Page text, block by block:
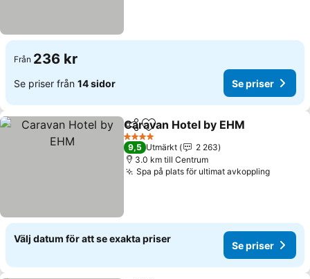
Från 236 kr
Se priser från 14 sidor Se priser
Dela Lägg till i Mina Favoriter
Caravan Hotel by EHM
4 Stjärnor
9,5 Utmärkt
2 263
3.0 km till Centrum
Spa på plats för ultimat avkopplingSe
Välj datum för att se exakta priser
Se priser